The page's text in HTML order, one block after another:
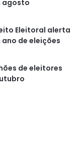
agosto
Eleitoral alerta
de eleições
de eleitores